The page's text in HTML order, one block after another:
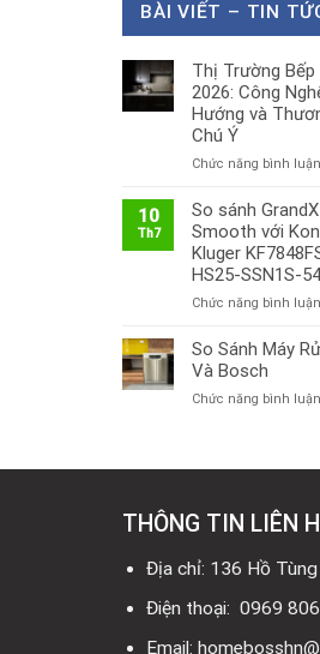
BÀI VIẾT – TIN
Thị Trường
2026: Công
Hướng và
Chú Ý
Chức năng bình
10
Th7
So sánh
Smooth với
Kluger
HS25-SSN1S-
Chức năng bình
So Sánh Máy
Và Bosch
Chức năng bình
THÔNG TIN LIÊN
Địa chỉ: 136 Hồ
Điện thoại: 0969
Email: